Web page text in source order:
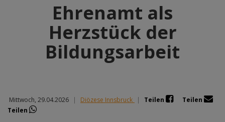
Ehrenamt als
Herzstück der
Bildungsarbeit
Mittwoch, 29.04.2026 | Diözese Innsbruck | Teilen
Teilen
Teilen